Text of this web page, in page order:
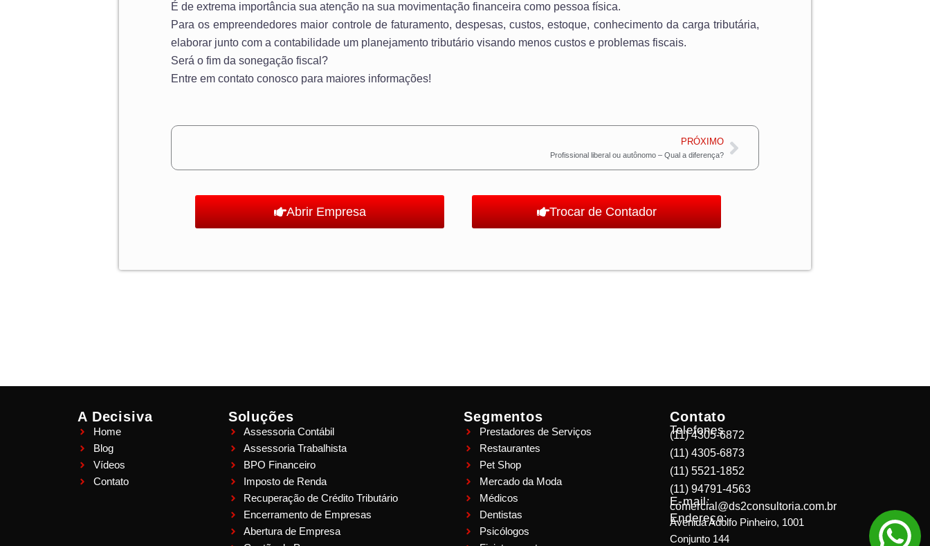
É de extrema importância sua atenção na sua movimentação financeira como pessoa física.
Para os empreendedores maior controle de faturamento, despesas, custos, estoque, conhecimento da carga tributária,
elaborar junto com a contabilidade um planejamento tributário visando menos custos e problemas fiscais.
Será o fim da sonegação fiscal?
Entre em contato conosco para maiores informações!
PRÓXIMO
Profissional liberal ou autônomo – Qual a diferença?
Próximo
Abrir Empresa Trocar de Contador
A Decisiva
Home
Blog
Vídeos
Contato
Soluções
Assessoria Contábil
Assessoria Trabalhista
BPO Financeiro
Imposto de Renda
Recuperação de Crédito Tributário
Encerramento de Empresas
Abertura de Empresa
Segmentos
Prestadores de Serviços
Restaurantes
Pet Shop
Mercado da Moda
Médicos
Dentistas
Psicólogos
Contato
Telefones
(11) 4305-6872
(11) 4305-6873
(11) 5521-1852
(11) 94791-4563
E-mail:
comercial@ds2consultoria.com.br
Endereço:
Avenida Adolfo Pinheiro, 1001
Conjunto 144